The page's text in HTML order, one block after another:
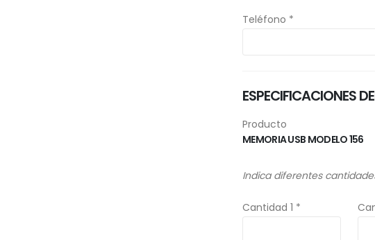
Teléfono *
ESPECIFICACIONES
Producto
MEMORIA USB MODELO 156
Indica diferentes
Cantidad 1 *